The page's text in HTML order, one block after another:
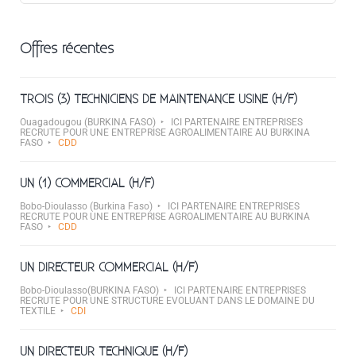
Offres récentes
TROIS (3) TECHNICIENS DE MAINTENANCE USINE (H/F)
Ouagadougou (BURKINA FASO)
ICI PARTENAIRE ENTREPRISES
RECRUTE POUR UNE ENTREPRISE AGROALIMENTAIRE AU BURKINA
FASO
CDD
UN (1) COMMERCIAL (H/F)
Bobo-Dioulasso (Burkina Faso)
ICI PARTENAIRE ENTREPRISES
RECRUTE POUR UNE ENTREPRISE AGROALIMENTAIRE AU BURKINA
FASO
CDD
UN DIRECTEUR COMMERCIAL (H/F)
Bobo-Dioulasso(BURKINA FASO)
ICI PARTENAIRE ENTREPRISES
RECRUTE POUR UNE STRUCTURE EVOLUANT DANS LE DOMAINE DU
TEXTILE
CDI
UN DIRECTEUR TECHNIQUE (H/F)